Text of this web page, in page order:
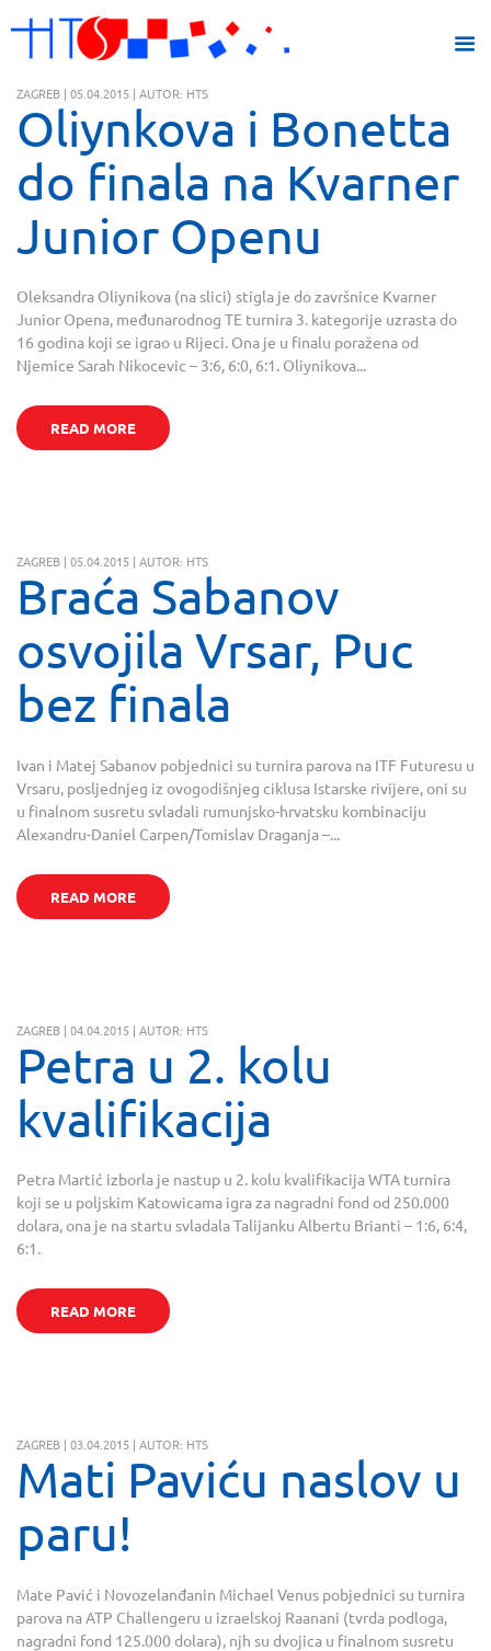
ZAGREB | 05.04.2015 | AUTOR: HTS
Oliynkova i Bonetta
do finala na Kvarner
Junior Openu
Oleksandra Oliynikova (na slici) stigla je do završnice Kvarner
Junior Opena, međunarodnog TE turnira 3. kategorije uzrasta do
16 godina koji se igrao u Rijeci. Ona je u finalu poražena od
Njemice Sarah Nikocevic – 3:6, 6:0, 6:1. Oliynikova...
READ MORE
ZAGREB | 05.04.2015 | AUTOR: HTS
Braća Sabanov
osvojila Vrsar, Puc
bez finala
Ivan i Matej Sabanov pobjednici su turnira parova na ITF Futuresu u
Vrsaru, posljednjeg iz ovogodišnjeg ciklusa Istarske rivijere, oni su
u finalnom susretu svladali rumunjsko-hrvatsku kombinaciju
Alexandru-Daniel Carpen/Tomislav Draganja –...
READ MORE
ZAGREB | 04.04.2015 | AUTOR: HTS
Petra u 2. kolu
kvalifikacija
Petra Martić izborla je nastup u 2. kolu kvalifikacija WTA turnira
koji se u poljskim Katowicama igra za nagradni fond od 250.000
dolara, ona je na startu svladala Talijanku Albertu Brianti – 1:6, 6:4,
6:1.
READ MORE
ZAGREB | 03.04.2015 | AUTOR: HTS
Mati Paviću naslov u
paru!
Mate Pavić i Novozelanđanin Michael Venus pobjednici su turnira
parova na ATP Challengeru u izraelskoj Raanani (tvrda podloga,
nagradni fond 125.000 dolara), njh su dvojica u finalnom susretu